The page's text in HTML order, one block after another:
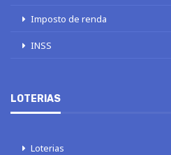
Imposto de renda
INSS
LOTERIAS
Loterias